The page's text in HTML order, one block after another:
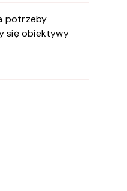
potrzeby
się obiektywy